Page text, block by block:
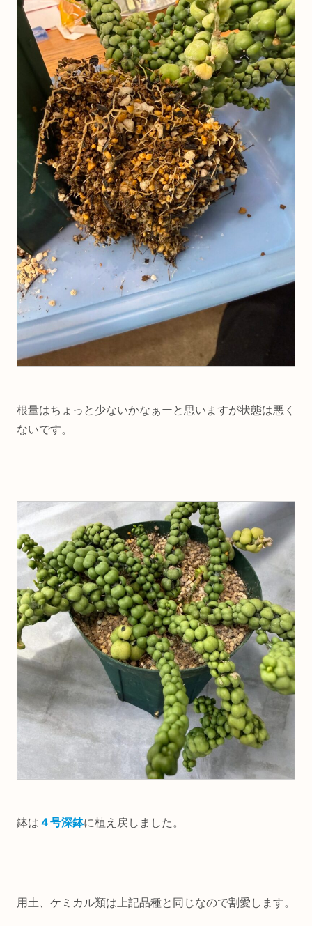
根量はちょっと少ないかなぁーと思いますが状態は悪く
ないです。
鉢は ４号深鉢に植え戻しました。
用土、ケミカル類は上記品種と同じなので割愛します。